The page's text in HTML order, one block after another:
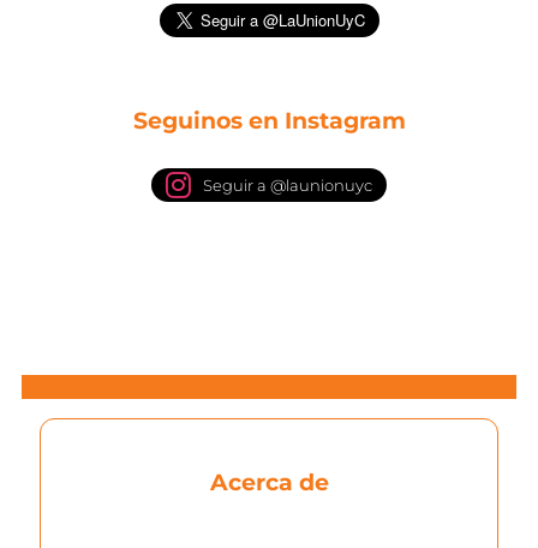
Seguinos en Instagram
Seguir a @launionuyc
Acerca de